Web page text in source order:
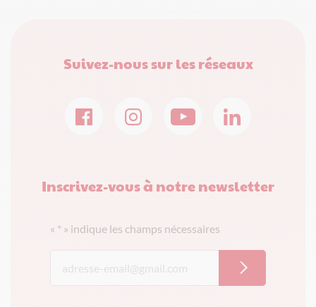
Suivez-nous sur les réseaux
Inscrivez-vous à notre newsletter
« * » indique les champs nécessaires